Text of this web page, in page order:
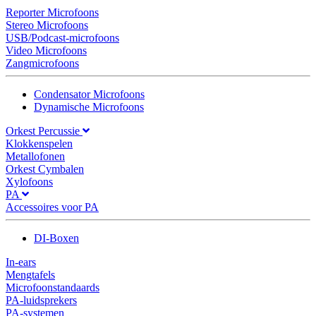
Reporter Microfoons
Stereo Microfoons
USB/Podcast-microfoons
Video Microfoons
Zangmicrofoons
Condensator Microfoons
Dynamische Microfoons
Orkest Percussie
Klokkenspelen
Metallofonen
Orkest Cymbalen
Xylofoons
PA
Accessoires voor PA
DI-Boxen
In-ears
Mengtafels
Microfoonstandaards
PA-luidsprekers
PA-systemen